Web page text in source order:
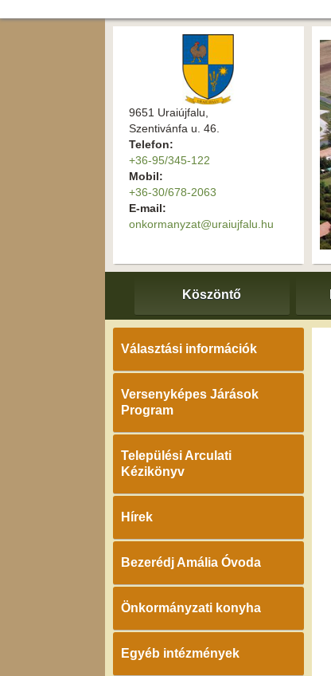
9651 Uraiújfalu,
Szentivánfa u. 46.
Telefon:
+36-95/345-122
Mobil:
+36-30/678-2063
E-mail:
onkormanyzat@uraiujfalu.hu
Köszöntő
Választási információk
Versenyképes Járások
Program
Települési Arculati
Kézikönyv
Hírek
Bezerédj Amália Óvoda
Önkormányzati konyha
Egyéb intézmények